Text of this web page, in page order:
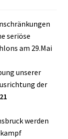
seriöse
am 29.Mai
unserer
der
werden